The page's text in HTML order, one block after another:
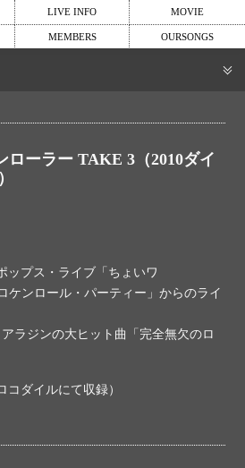
LIVE INFO MOVIE
MEMBERS OURSONGS
ローラー TAKE 3（2010ダイ
ップス・ライブ「ちょいワ
ケンロール・パーティー」からのライ
ラジンの大ヒット曲「完全無欠のロ
コダイルにて収録）